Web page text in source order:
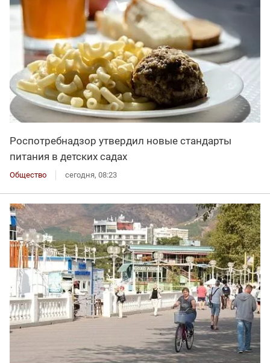
Роспотребнадзор утвердил новые стандарты
питания в детских садах
Общество сегодня, 08:23